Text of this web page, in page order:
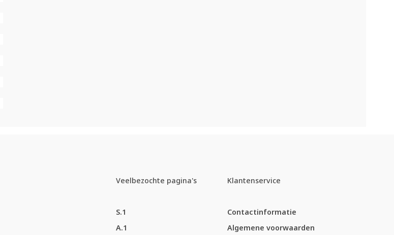
Veelbezochte pagina's
S.1
A.1
Klantenservice
Contactinformatie
Algemene voorwaarden